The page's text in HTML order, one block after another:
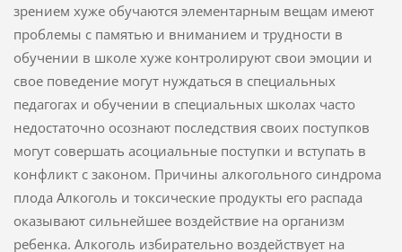
зрением хуже обучаются элементарным вещам имеют
проблемы с памятью и вниманием и трудности в
обучении в школе хуже контролируют свои эмоции и
свое поведение могут нуждаться в специальных
педагогах и обучении в специальных школах часто
недостаточно осознают последствия своих поступков
могут совершать асоциальные поступки и вступать в
конфликт с законом. Причины алкогольного синдрома
плода Алкоголь и токсические продукты его распада
оказывают сильнейшее воздействие на организм
ребенка. Алкоголь избирательно воздействует на